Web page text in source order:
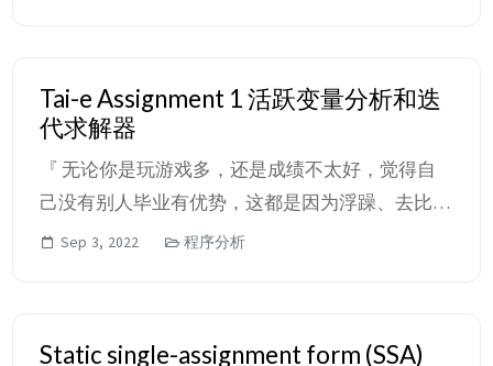
和计算机毫无相关的行业，也希望你能从这门课中
清楚的认识到自己喜欢的是什么，你不是没有别人
优秀，你只是选择了你喜欢的事情。 』 ...
Tai-e Assignment 1 活跃变量分析和迭
代求解器
『 无论你是玩游戏多，还是成绩不太好，觉得自
己没有别人毕业有优势，这都是因为浮躁、去比较
产生的事情。这门课，老师希望你重新的审视自
Sep 3, 2022 程序分析
Static single-assignment form (SSA)